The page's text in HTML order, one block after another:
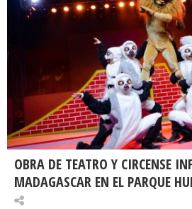
OBRA DE TEATRO Y CIRCENSE
MADAGASCAR EN EL PARQUE